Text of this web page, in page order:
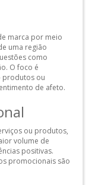
marca por meio
uma região
como
O foco é
produtos ou
de afeto.
ou produtos,
volume de
positivas.
promocionais são